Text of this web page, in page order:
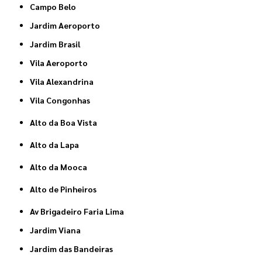
Campo Belo
Jardim Aeroporto
Jardim Brasil
Vila Aeroporto
Vila Alexandrina
Vila Congonhas
Alto da Boa Vista
Alto da Lapa
Alto da Mooca
Alto de Pinheiros
Av Brigadeiro Faria Lima
Jardim Viana
Jardim das Bandeiras